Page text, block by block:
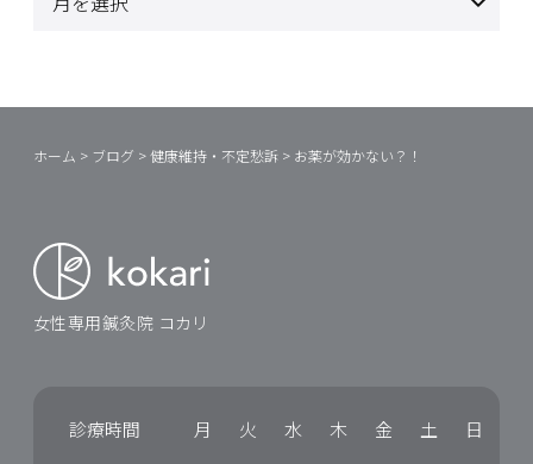
ホーム > ブログ >健康維持・不定愁訴 > お薬が効かない？！
女性専用鍼灸院 コカリ
診療時間 月 火 水 木 金 土 日